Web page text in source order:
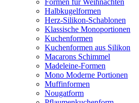
Formen für Weihnachten
Halbkugelformen
Herz-Silikon-Schablonen
Klassische Monoportionen
Kuchenformen
Kuchenformen aus Silikon
Macarons Schimmel
Madeleine-Formen
Mono Moderne Portionen
Muffinformen
Nougatform